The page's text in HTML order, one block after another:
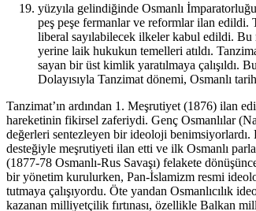
yüzyıla gelindiğinde Osmanlı
peş peşe fermanlar ve reformlar ilan edildi.
liberal sayılabilecek ilkeler kabul edildi. Bu
yerine laik hukukun temelleri atıldı.
sayan bir üst kimlik yaratılmaya çalışıldı.
Dolayısıyla Tanzimat dönemi, Osmanlı
Tanzimat’ın ardından 1. Meşrutiyet (1876) ilan
hareketinin fikirsel zaferiydi. Genç Osmanlılar
değerleri sentezleyen bir ideoloji benimsiyorlardı.
desteğiyle meşrutiyeti ilan etti ve ilk Osmanlı
(1877-78 Osmanlı-Rus Savaşı) felakete
bir yönetim kurulurken, Pan-İslamizm resmi
tutmaya çalışıyordu. Öte yandan Osmanlıcılık
kazanan milliyetçilik fırtınası, özellikle Balkan